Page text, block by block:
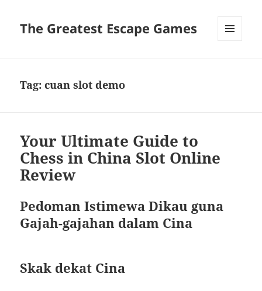
The Greatest Escape Games
Tag:cuan slot demo
Your Ultimate Guide to
Chess in China Slot Online
Review
Pedoman Istimewa Dikau guna
Gajah-gajahan dalam Cina
Skak dekat Cina